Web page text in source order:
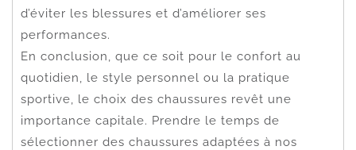
d’éviter les blessures et d’améliorer ses
performances.
En conclusion, que ce soit pour le confort au
quotidien, le style personnel ou la pratique
sportive, le choix des chaussures revêt une
importance capitale. Prendre le temps de
sélectionner des chaussures adaptées à nos